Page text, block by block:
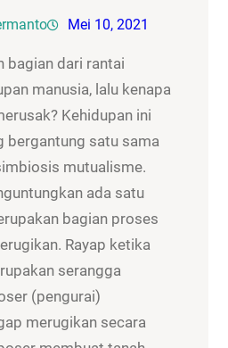
Mei 10, 2021
bagian dari rantai
manusia, lalu kenapa
Kehidupan ini
bergantung satu sama
mutualisme.
ada satu
bagian proses
Rayap ketika
serangga
(pengurai)
merugikan secara